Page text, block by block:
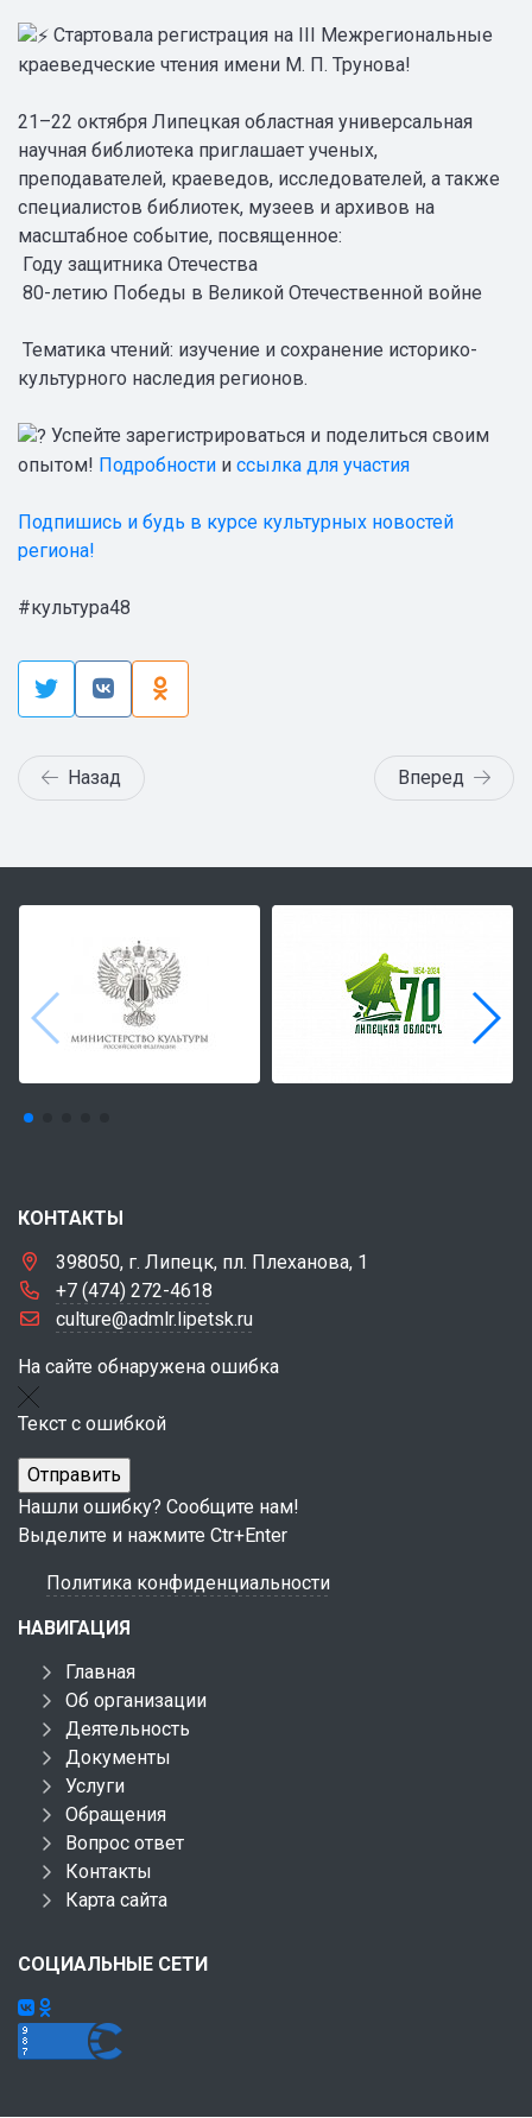
Стартовала регистрация на III Межрегиональные
краеведческие чтения имени М. П. Трунова!
21–22 октября Липецкая областная универсальная
научная библиотека приглашает ученых,
преподавателей, краеведов, исследователей, а также
специалистов библиотек, музеев и архивов на
масштабное событие, посвященное:
Году защитника Отечества
80-летию Победы в Великой Отечественной войне
Тематика чтений: изучение и сохранение историко-
культурного наследия регионов.
Успейте зарегистрироваться и поделиться своим
опытом! Подробности и ссылка для участия
Подпишись и будь в курсе культурных новостей
региона!
#культура48
Назад Вперед
КОНТАКТЫ
398050, г. Липецк, пл. Плеханова, 1
+7 (474) 272-4618
culture@admlr.lipetsk.ru
На сайте обнаружена ошибка
Текст с ошибкой
Нашли ошибку? Сообщите нам!
Выделите и нажмите Ctr+Enter
Политика конфиденциальности
НАВИГАЦИЯ
Главная
Об организации
Деятельность
Документы
Услуги
Обращения
Вопрос ответ
Контакты
Карта сайта
СОЦИАЛЬНЫЕ СЕТИ